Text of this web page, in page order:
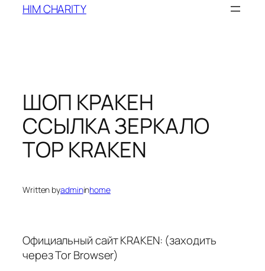
HIM CHARITY
ШОП КРАКЕН
ССЫЛКА ЗЕРКАЛО
ТОР KRAKEN
Written byadmininhome
Официальный сайт KRAKEN: (заходить
через Tor Browser)